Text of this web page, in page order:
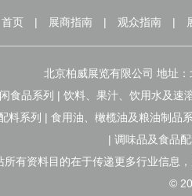
首页 | 展商指南 | 观众指南 |
北京柏威展览有限公司 地址
食品系列 | 饮料、果汁、饮用水及
料系列 | 食用油、橄榄油及粮油制
| 调味品及食品
所有资料目的在于传递更多行业信息
©